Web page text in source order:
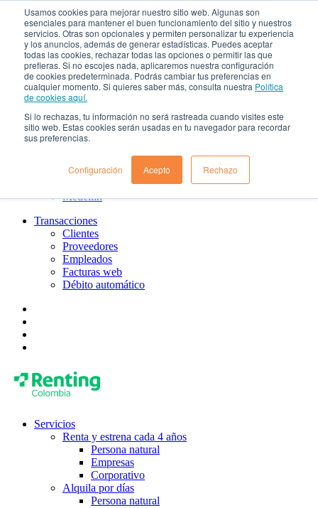
Usamos cookies para mejorar nuestro sitio web. Algunas son
esenciales para mantener el buen funcionamiento del sitio y nuestros
servicios. Otras son opcionales y permiten personalizar tu experiencia
y los anuncios, además de generar estadísticas. Puedes aceptar
todas las cookies, rechazar todas las opciones o permitir las que
prefieras. Si no escojes nada, aplicaremos nuestra configuración
de cookies predeterminada. Podrás cambiar tus preferencias en
cualquier momento. Si quieres saber más, consulta nuestra Política
de cookies aquí.
Si lo rechazas, tu información no será rastreada cuando visites este
sitio web. Estas cookies serán usadas en tu navegador para recordar
sus preferencias.
Configuración Acepto Rechazo
¿Qué es el renting?
Nosotros
Nuestra cultura
Gobierno corporativo
Política de tratamiento de datos
Ayuda
Guías de Usuario clientes
PQRs
Aprende más
¿Dónde estamos?
Bogotá
Medellin
Transacciones
Clientes
Proveedores
Empleados
Facturas web
Débito automático
Servicios
Renta y estrena cada 4 años
Persona natural
Empresas
Corporativo
Alquila por días
Persona natural